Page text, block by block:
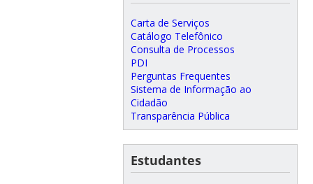
Carta de Serviços
Catálogo Telefônico
Consulta de Processos
PDI
Perguntas Frequentes
Sistema de Informação ao
Cidadão
Transparência Pública
Estudantes